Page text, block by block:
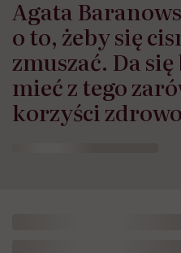
Agata
o to, żeby się
zmuszać. Da
mieć z tego
korzyści